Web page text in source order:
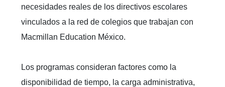
necesidades reales de los directivos escolares
vinculados a la red de colegios que trabajan con
Macmillan Education México.
Los programas consideran factores como la
disponibilidad de tiempo, la carga administrativa,